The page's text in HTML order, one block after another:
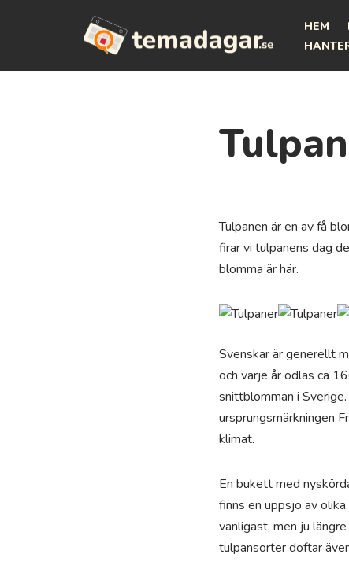
HEM
Tulpanen är en av få
firar vi tulpanens dag
blomma är här.
Svenskar är generellt
och varje år odlas ca
snittblomman i
ursprungsmärkningen
klimat.
En bukett med
finns en uppsjö av
vanligast, men ju
tulpansorter doftar